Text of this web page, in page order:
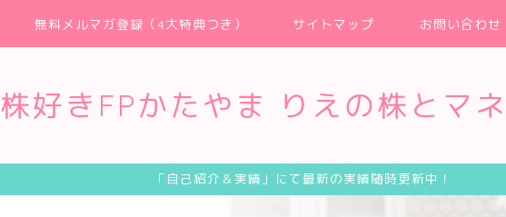
無料メルマガ登録（4大特典つき） サイトマップ お問い合わせ
株好きFPかたやま りえの株とマ
「自己紹介＆実績」にて最新の実績随時更新中！